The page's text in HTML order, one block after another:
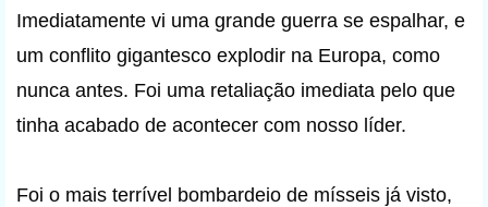
Imediatamente vi uma grande guerra se espalhar, e
um conflito gigantesco explodir na Europa, como
nunca antes. Foi uma retaliação imediata pelo que
tinha acabado de acontecer com nosso líder.
Foi o mais terrível bombardeio de mísseis já visto,